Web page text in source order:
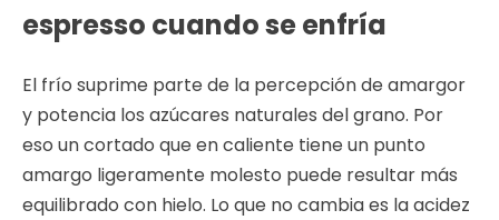
espresso cuando se enfría
El frío suprime parte de la percepción de amargor
y potencia los azúcares naturales del grano. Por
eso un cortado que en caliente tiene un punto
amargo ligeramente molesto puede resultar más
equilibrado con hielo. Lo que no cambia es la acidez